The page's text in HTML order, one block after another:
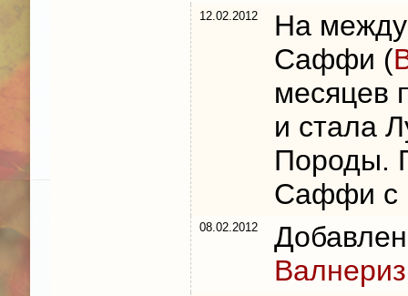
12.02.2012
На
Саффи (
месяцев
и стала
Породы.
Саффи с
08.02.2012